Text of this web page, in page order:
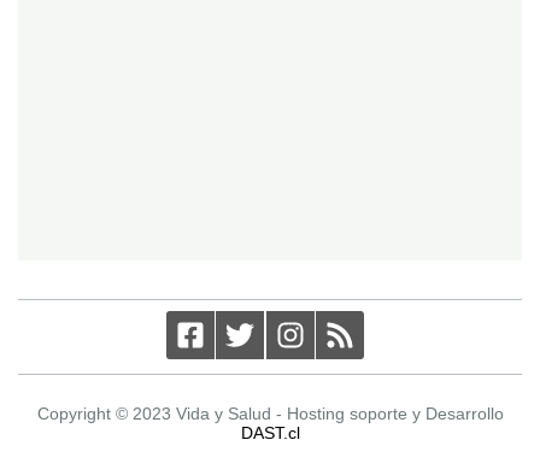
Copyright © 2023 Vida y Salud - Hosting soporte y Desarrollo
DAST.cl